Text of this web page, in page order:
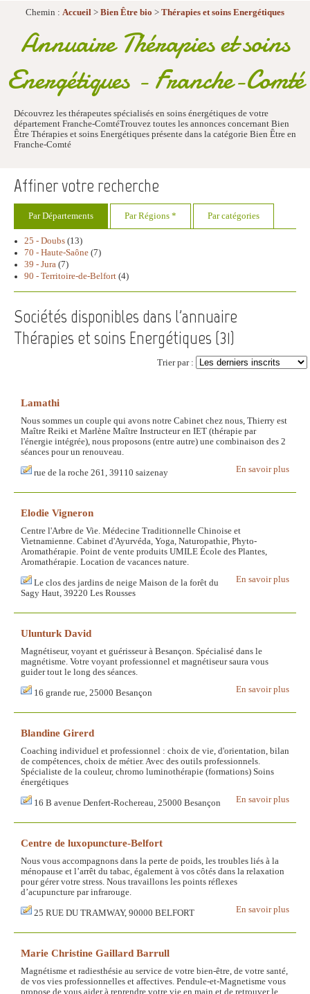
Chemin : Accueil > Bien Être bio > Thérapies et soins Energétiques
Annuaire Thérapies et soins
Energétiques - Franche-Comté
Découvrez les thérapeutes spécialisés en soins énergétiques de votre
département Franche-ComtéTrouvez toutes les annonces concernant Bien
Être Thérapies et soins Energétiques présente dans la catégorie Bien Être en
Franche-Comté
Affiner votre recherche
Par Départements Par Régions * Par catégories
25 - Doubs (13)
70 - Haute-Saône (7)
39 - Jura (7)
90 - Territoire-de-Belfort (4)
Sociétés disponibles dans l'annuaire
Thérapies et soins Energétiques (31)
Trier par :
Lamathi
Nous sommes un couple qui avons notre Cabinet chez nous, Thierry est
Maître Reiki et Marlène Maître Instructeur en IET (thérapie par
l'énergie intégrée), nous proposons (entre autre) une combinaison des 2
séances pour un renouveau.
En savoir plus
rue de la roche 261, 39110 saizenay
Elodie Vigneron
Centre l'Arbre de Vie. Médecine Traditionnelle Chinoise et
Vietnamienne. Cabinet d'Ayurvéda, Yoga, Naturopathie, Phyto-
Aromathérapie. Point de vente produits UMILE École des Plantes,
Aromathérapie. Location de vacances nature.
En savoir plus
Le clos des jardins de neige Maison de la forêt du
Sagy Haut, 39220 Les Rousses
Ulunturk David
Magnétiseur, voyant et guérisseur à Besançon. Spécialisé dans le
magnétisme. Votre voyant professionnel et magnétiseur saura vous
guider tout le long des séances.
En savoir plus
16 grande rue, 25000 Besançon
Blandine Girerd
Coaching individuel et professionnel : choix de vie, d'orientation, bilan
de compétences, choix de métier. Avec des outils professionnels.
Spécialiste de la couleur, chromo luminothérapie (formations) Soins
énergétiques
En savoir plus
16 B avenue Denfert-Rochereau, 25000 Besançon
Centre de luxopuncture-Belfort
Nous vous accompagnons dans la perte de poids, les troubles liés à la
ménopause et l’arrêt du tabac, également à vos côtés dans la relaxation
pour gérer votre stress. Nous travaillons les points réflexes
d’acupuncture par infrarouge.
En savoir plus
25 RUE DU TRAMWAY, 90000 BELFORT
Marie Christine Gaillard Barrull
Magnétisme et radiesthésie au service de votre bien-être, de votre santé,
de vos vies professionnelles et affectives. Pendule-et-Magnetisme vous
propose de vous aider à reprendre votre vie en main et de retrouver le